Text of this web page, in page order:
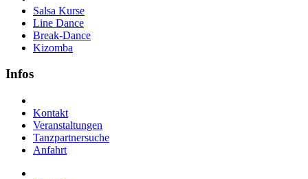
Salsa Kurse
Line Dance
Break-Dance
Kizomba
Infos
Kontakt
Veranstaltungen
Tanzpartnersuche
Anfahrt